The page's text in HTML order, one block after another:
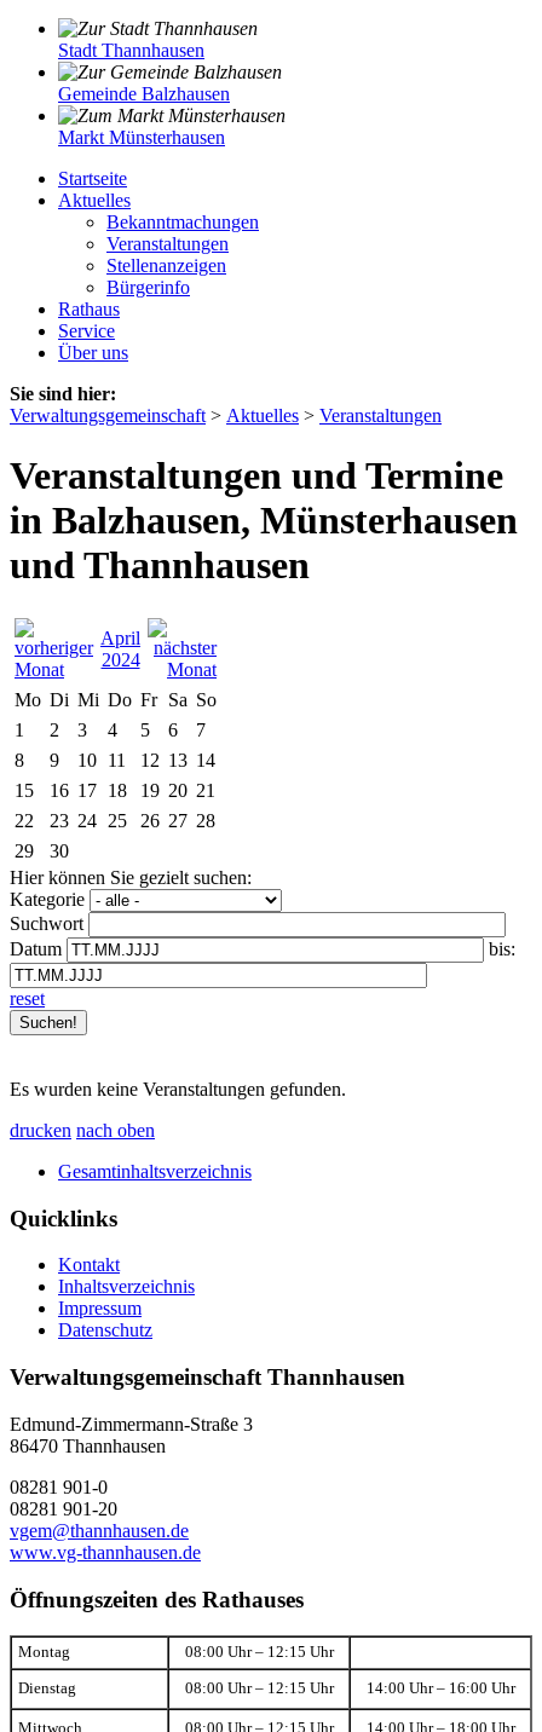
Stadt Thannhausen
Gemeinde Balzhausen
Markt Münsterhausen
Startseite
Aktuelles
Bekanntmachungen
Veranstaltungen
Stellenanzeigen
Bürgerinfo
Rathaus
Service
Über uns
Sie sind hier:
Verwaltungsgemeinschaft > Aktuelles > Veranstaltungen
Veranstaltungen und Termine
in Balzhausen, Münsterhausen
und Thannhausen
April
2024
Mo Di Mi Do Fr Sa So
1
2 3 4 5 6
7
8
9 10 11 12 13 14
15
16 17 18 19 20 21
22
23 24 25 26 27 28
29
30
Hier können Sie gezielt suchen:
Kategorie
Suchwort
Datum
bis:
reset
Es wurden keine Veranstaltungen gefunden.
drucken nach oben
Gesamtinhaltsverzeichnis
Quicklinks
Kontakt
Inhaltsverzeichnis
Impressum
Datenschutz
Verwaltungsgemeinschaft Thannhausen
Edmund-Zimmermann-Straße 3
86470 Thannhausen
08281 901-0
08281 901-20
vgem@thannhausen.de
www.vg-thannhausen.de
Öffnungszeiten des Rathauses
Montag 08:00 Uhr – 12:15 Uhr
Dienstag 08:00 Uhr – 12:15 Uhr 14:00 Uhr – 16:00 Uhr